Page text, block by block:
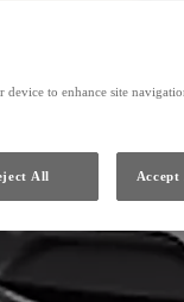
to enhance site
All Accept